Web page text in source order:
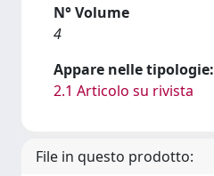
N° Volume
4
Appare nelle tipologie:
2.1 Articolo su rivista
File in questo prodotto: